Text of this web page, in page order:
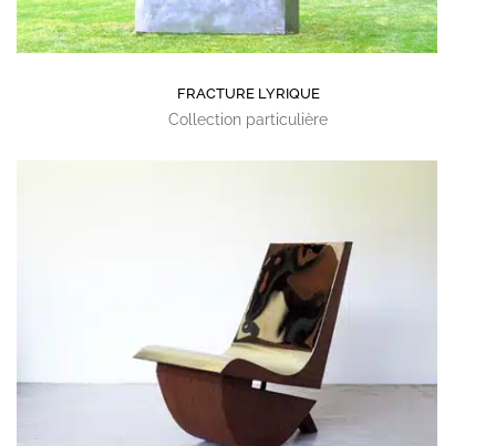
FRACTURE LYRIQUE
Collection particulière